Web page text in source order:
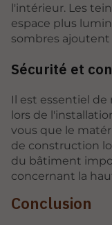
l'intérieur. Les
espace plus
sombres
Sécurité et
Il est essentiel
lors de
vous que le
de construction
du bâtiment
concernant la
Conclusion